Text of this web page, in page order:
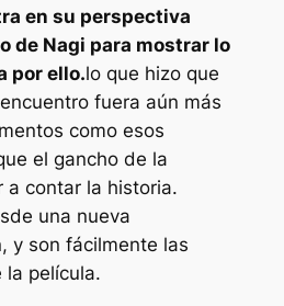
en su perspectiva
de Nagi para mostrar lo
por ello.lo que hizo que
fuera aún más
como esos
el gancho de la
a contar la historia.
una nueva
y son fácilmente las
la película.